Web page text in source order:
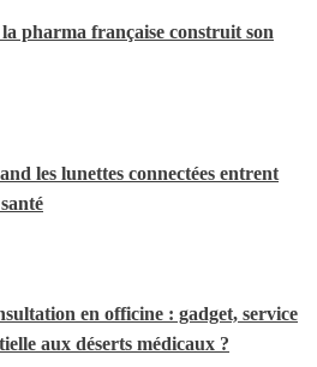
pharma française construit son
les lunettes connectées entrent
en officine : gadget, service
aux déserts médicaux ?